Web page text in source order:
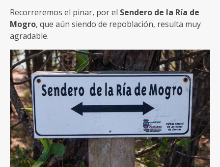
Recorreremos el pinar, por el Sendero de la Ría de
Mogro, que aún siendo de repoblación, resulta muy
agradable.